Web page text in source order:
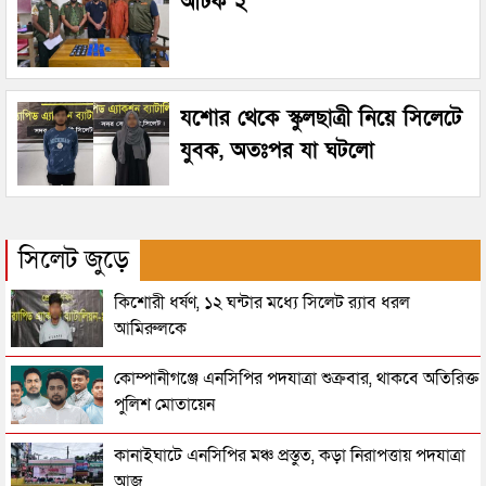
যশোর থেকে স্কুলছাত্রী নিয়ে সিলেটে
যুবক, অতঃপর যা ঘটলো
সিলেট জুড়ে
কিশোরী ধর্ষণ, ১২ ঘন্টার মধ্যে সিলেট র‌্যাব ধরল
আমিরুলকে
কোম্পানীগঞ্জে এনসিপির পদযাত্রা শুক্রবার, থাকবে অতিরিক্ত
পুলিশ মোতায়েন
কানাইঘাটে এনসিপির মঞ্চ প্রস্তুত, কড়া নিরাপত্তায় পদযাত্রা
আজ